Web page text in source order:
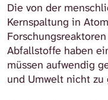
Die von der
Kernspaltung in
Abfallstoffe haben
müssen aufwendig
und Umwelt nicht zu